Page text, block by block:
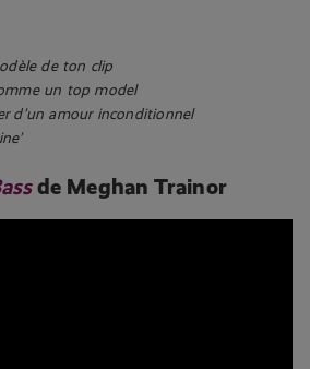
de ton clip
un top model
d’un amour inconditionnel
de Meghan Trainor